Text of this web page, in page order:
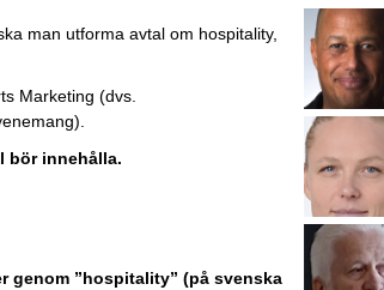
man utforma avtal om hospitality,
Marketing (dvs.
bör innehålla.
genom ”hospitality” (på svenska